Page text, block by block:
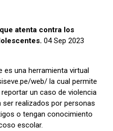
atenta contra los
04 Sep 2023
es una herramienta virtual
web/ la cual permite
un caso de violencia
realizados por personas
o tengan conocimiento
escolar.